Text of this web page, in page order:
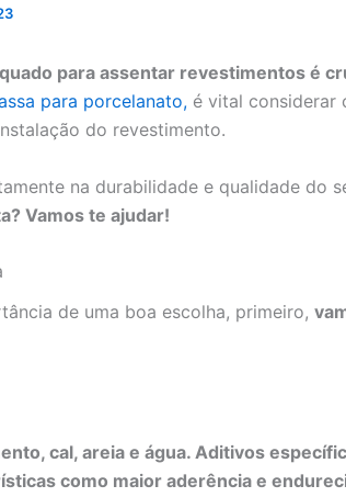
para assentar revestimentos é
para porcelanato, é vital considerar
do revestimento.
na durabilidade e qualidade do
Vamos te ajudar!
de uma boa escolha, primeiro,
cal, areia e água. Aditivos
como maior aderência e